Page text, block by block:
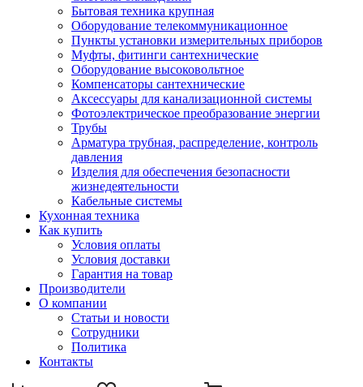
Бытовая техника крупная
Оборудование телекоммуникационное
Пункты установки измерительных приборов
Муфты, фитинги сантехнические
Оборудование высоковольтное
Компенсаторы сантехнические
Аксессуары для канализационной системы
Фотоэлектрическое преобразование энергии
Трубы
Арматура трубная, распределение, контроль
давления
Изделия для обеспечения безопасности
жизнедеятельности
Кабельные системы
Кухонная техника
Как купить
Условия оплаты
Условия доставки
Гарантия на товар
Производители
О компании
Статьи и новости
Сотрудники
Политика
Контакты